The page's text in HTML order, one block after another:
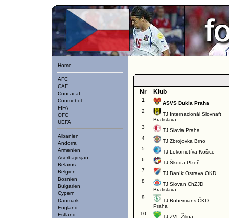
Home
AFC
CAF
Concacaf
Conmebol
FIFA
OFC
UEFA
Albanien
Andorra
Armenien
Aserbajdsjan
Belarus
Belgien
Bosnien
Bulgarien
Cypern
Danmark
England
Estland
Nr Klub
1
ASVS Dukla Praha
2
TJ Internacionál Slovnaft
Bratislava
3
TJ Slavia Praha
4
TJ Zbrojovka Brno
5
TJ Lokomotíva Košice
6
TJ Škoda Plzeň
7
TJ Baník Ostrava OKD
8
TJ Slovan ChZJD
Bratislava
9
TJ Bohemians ČKD
Praha
10
TJ ZVL Žilina